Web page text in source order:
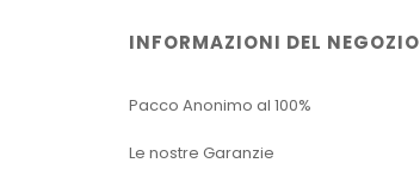
INFORMAZIONI DEL NEGOZIO
Pacco Anonimo al 100%
Le nostre Garanzie